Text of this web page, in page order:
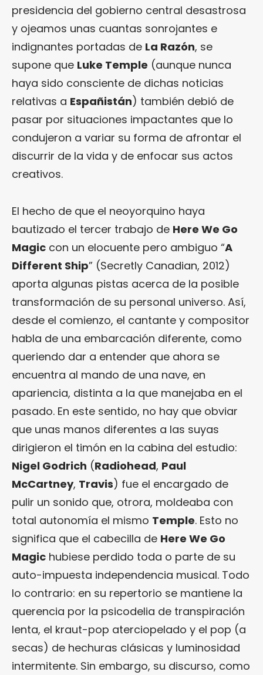
presidencia del gobierno central desastrosa
y ojeamos unas cuantas sonrojantes e
indignantes portadas de La Razón, se
supone que Luke Temple (aunque nunca
haya sido consciente de dichas noticias
relativas a Españistán) también debió de
pasar por situaciones impactantes que lo
condujeron a variar su forma de afrontar el
discurrir de la vida y de enfocar sus actos
creativos.
El hecho de que el neoyorquino haya
bautizado el tercer trabajo de Here We Go
Magic con un elocuente pero ambiguo “A
Different Ship” (Secretly Canadian, 2012)
aporta algunas pistas acerca de la posible
transformación de su personal universo. Así,
desde el comienzo, el cantante y compositor
habla de una embarcación diferente, como
queriendo dar a entender que ahora se
encuentra al mando de una nave, en
apariencia, distinta a la que manejaba en el
pasado. En este sentido, no hay que obviar
que unas manos diferentes a las suyas
dirigieron el timón en la cabina del estudio:
Nigel Godrich (Radiohead, Paul
McCartney, Travis) fue el encargado de
pulir un sonido que, otrora, moldeaba con
total autonomía el mismo Temple. Esto no
significa que el cabecilla de Here We Go
Magic hubiese perdido toda o parte de su
auto-impuesta independencia musical. Todo
lo contrario: en su repertorio se mantiene la
querencia por la psicodelia de transpiración
lenta, el kraut-pop aterciopelado y el pop (a
secas) de hechuras clásicas y luminosidad
intermitente. Sin embargo, su discurso, como